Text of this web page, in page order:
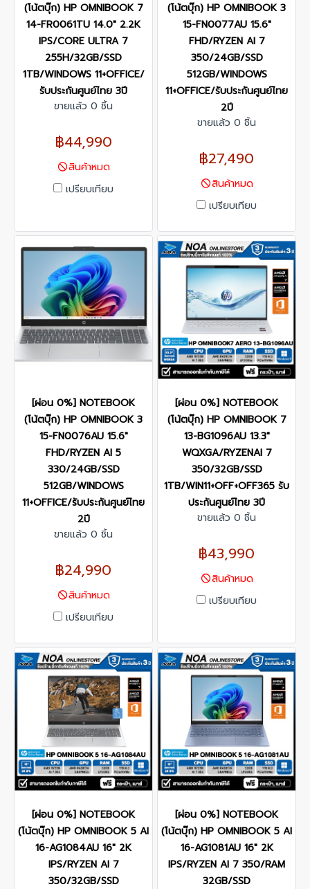
(โน้ตบุ๊ก) HP OMNIBOOK 7
14-FR0061TU 14.0" 2.2K
IPS/CORE ULTRA 7
255H/32GB/SSD
1TB/WINDOWS 11+OFFICE/
รับประกันศูนย์ไทย 3ปี
ขายแล้ว 0 ชิ้น
฿44,990
สินค้าหมด
เปรียบเทียบ
(โน้ตบุ๊ก) HP OMNIBOOK 3
15-FN0077AU 15.6"
FHD/RYZEN AI 7
350/24GB/SSD
512GB/WINDOWS
11+OFFICE/รับประกันศูนย์ไทย
2ปี
ขายแล้ว 0 ชิ้น
฿27,490
สินค้าหมด
เปรียบเทียบ
[ผ่อน 0%] NOTEBOOK
(โน้ตบุ๊ก) HP OMNIBOOK 3
15-FN0076AU 15.6"
FHD/RYZEN AI 5
330/24GB/SSD
512GB/WINDOWS
11+OFFICE/รับประกันศูนย์ไทย
2ปี
ขายแล้ว 0 ชิ้น
฿24,990
สินค้าหมด
เปรียบเทียบ
[ผ่อน 0%] NOTEBOOK
(โน้ตบุ๊ก) HP OMNIBOOK 7
13-BG1096AU 13.3"
WQXGA/RYZENAI 7
350/32GB/SSD
1TB/WIN11+OFF+OFF365 รับ
ประกันศูนย์ไทย 3ปี
ขายแล้ว 0 ชิ้น
฿43,990
สินค้าหมด
เปรียบเทียบ
[ผ่อน 0%] NOTEBOOK
(โน้ตบุ๊ก) HP OMNIBOOK 5 AI
16-AG1084AU 16" 2K
IPS/RYZEN AI 7
350/32GB/SSD
[ผ่อน 0%] NOTEBOOK
(โน้ตบุ๊ก) HP OMNIBOOK 5 AI
16-AG1081AU 16" 2K
IPS/RYZEN AI 7 350/RAM
32GB/SSD